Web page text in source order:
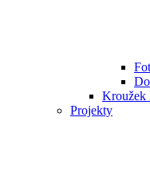
Kroužek
Projekty